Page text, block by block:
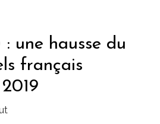
une hausse du
français